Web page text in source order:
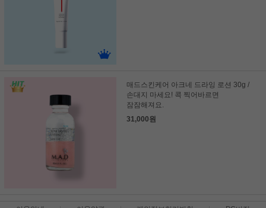
매드스킨케어 아크네 드라잉 로션 30g /
손대지 마세요! 콕 찍어바르면
잠잠해져요.
31,000원